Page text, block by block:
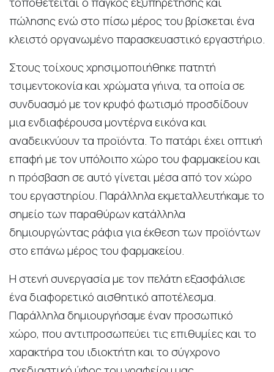
πώλησης ενώ στο πίσω μέρος του βρίσκεται ένα
κλειστό οργανωμένο παρασκευαστικό εργαστήριο.
Στους τοίχους χρησιμοποιήθηκε πατητή
τσιμεντοκονία και χρώματα γήινα, τα οποία σε
συνδυασμό με τον κρυφό φωτισμό προσδίδουν
μια ενδιαφέρουσα μοντέρνα εικόνα και
αναδεικνύουν τα προϊόντα. Το πατάρι έχει οπτική
επαφή με τον υπόλοιπο χώρο του φαρμακείου και
η πρόσβαση σε αυτό γίνεται μέσα από τον χώρο
του εργαστηρίου. Παράλληλα εκμεταλλευτήκαμε το
σημείο των παραθύρων κατάλληλα
δημιουργώντας ράφια για έκθεση των προϊόντων
στο επάνω μέρος του φαρμακείου.
Η στενή συνεργασία με τον πελάτη εξασφάλισε
ένα διαφορετικό αισθητικό αποτέλεσμα.
Παράλληλα δημιουργήσαμε έναν προσωπικό
χώρο, που αντιπροσωπεύει τις επιθυμίες και το
χαρακτήρα του ιδιοκτήτη και το σύγχρονο